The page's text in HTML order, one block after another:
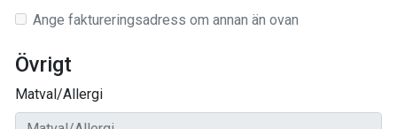
Ange faktureringsadress om annan än ovan
Övrigt
Matval/Allergi